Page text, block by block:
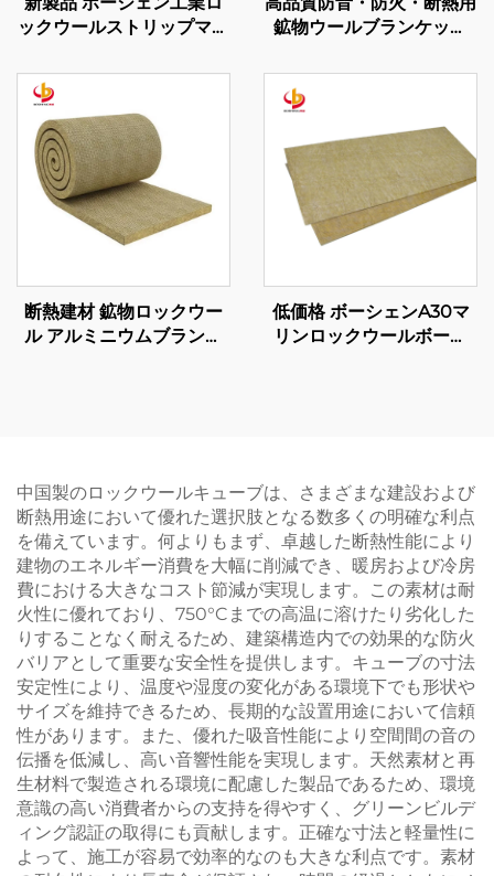
ックウールストリップマッ
工業用ボイラー建物断熱材
鉱物ウールブランケット
120kg/m3 ロックウールブ
断熱建材 鉱物ロックウー
ル アルミニウムブランケ
低価格 ボーシェンA30マ
リンロックウールボード
中国製のロックウールキューブは、さまざまな建設および
断熱用途において優れた選択肢となる数多くの明確な利点
を備えています。何よりもまず、卓越した断熱性能により
建物のエネルギー消費を大幅に削減でき、暖房および冷房
費における大きなコスト節減が実現します。この素材は耐
火性に優れており、750°Cまでの高温に溶けたり劣化した
りすることなく耐えるため、建築構造内での効果的な防火
バリアとして重要な安全性を提供します。キューブの寸法
安定性により、温度や湿度の変化がある環境下でも形状や
サイズを維持できるため、長期的な設置用途において信頼
性があります。また、優れた吸音性能により空間間の音の
伝播を低減し、高い音響性能を実現します。天然素材と再
生材料で製造される環境に配慮した製品であるため、環境
意識の高い消費者からの支持を得やすく、グリーンビルデ
ィング認証の取得にも貢献します。正確な寸法と軽量性に
よって、施工が容易で効率的なのも大きな利点です。素材